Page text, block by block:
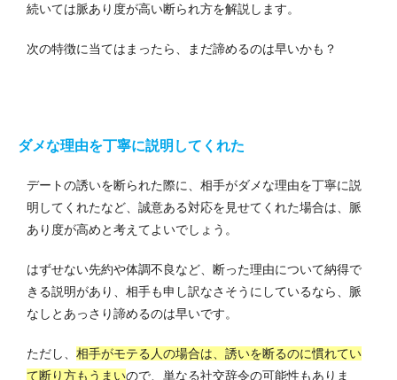
続いては脈あり度が高い断られ方を解説します。
次の特徴に当てはまったら、まだ諦めるのは早いかも？
ダメな理由を丁寧に説明してくれた
デートの誘いを断られた際に、相手がダメな理由を丁寧に説
明してくれたなど、誠意ある対応を見せてくれた場合は、脈
あり度が高めと考えてよいでしょう。
はずせない先約や体調不良など、断った理由について納得で
きる説明があり、相手も申し訳なさそうにしているなら、脈
なしとあっさり諦めるのは早いです。
ただし、 相手がモテる人の場合は、誘いを断るのに慣れてい
て断り方もうまいので、単なる社交辞令の可能性もありま